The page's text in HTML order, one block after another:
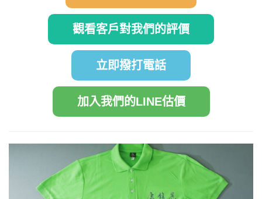
觀看客戶對我們的評價
立即撥打電話
加入我們的LINE估價